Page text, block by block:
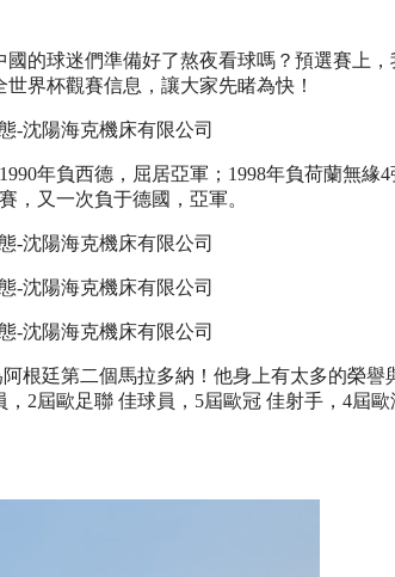
的球迷們準備好了熬夜看球嗎？預選賽上
界杯觀賽信息，讓大家先睹為快！
年負西德，屈居亞軍；1998年負荷蘭無緣4
，又一次負于德國，亞軍。
阿根廷第二個馬拉多納！他身上有太多的榮
，2屆歐足聯 佳球員，5屆歐冠 佳射手，4